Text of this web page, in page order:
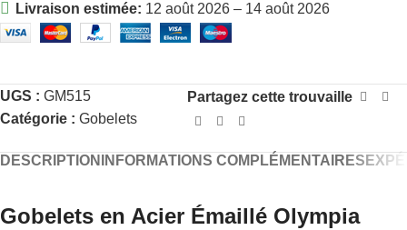
Livraison estimée: 12 août 2026 – 14 août 2026
UGS : GM515
Catégorie : Gobelets
Partagez cette trouvaille
DESCRIPTION INFORMATIONS COMPLÉMENTAIRES
Gobelets en Acier Émaillé Olympia